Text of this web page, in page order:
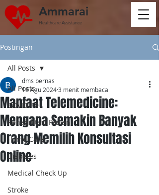
Ammarai
Healthcare Assistance
Postingan
All Posts
COVID-19
Rehabilitasi Pasien
Home Care
Diabetes
Medical Check Up
Stroke
All Posts
Manfaat Telemedicine:
Mengapa Semakin Banyak
Orang Memilih Konsultasi
Online
dms bernas
18 Agu 20243 menit membaca